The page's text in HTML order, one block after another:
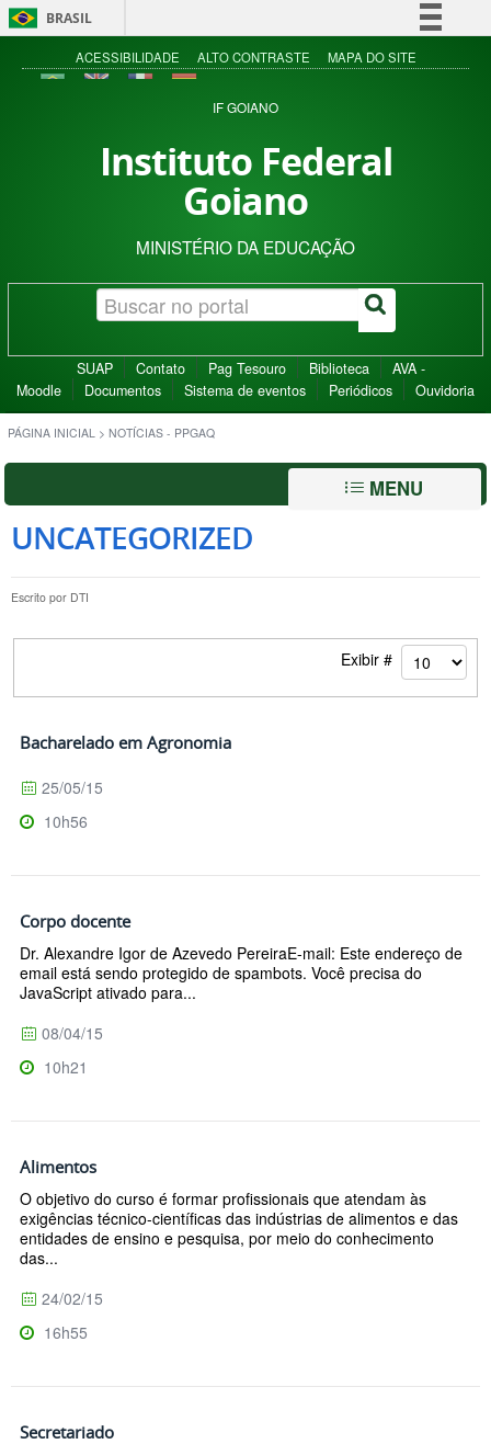
BRASIL
Simplifique!
Acesso à informação
ACESSIBILIDADE ALTO CONTRASTE MAPA DO SITE
IF GOIANO
Instituto Federal
Goiano
MINISTÉRIO DA EDUCAÇÃO
SUAP Contato Pag Tesouro Biblioteca
AVA -
Moodle
Documentos Sistema de eventos Periódicos Ouvidoria
PÁGINA INICIAL > NOTÍCIAS - PPGAQ
MENU
UNCATEGORIZED
Escrito por DTI
Exibir #
Bacharelado em Agronomia
25/05/15
10h56
Corpo docente
Dr. Alexandre Igor de Azevedo PereiraE-mail: Este endereço de
email está sendo protegido de spambots. Você precisa do
JavaScript ativado para...
08/04/15
10h21
Alimentos
O objetivo do curso é formar profissionais que atendam às
exigências técnico-científicas das indústrias de alimentos e das
entidades de ensino e pesquisa, por meio do conhecimento
das...
24/02/15
16h55
Secretariado